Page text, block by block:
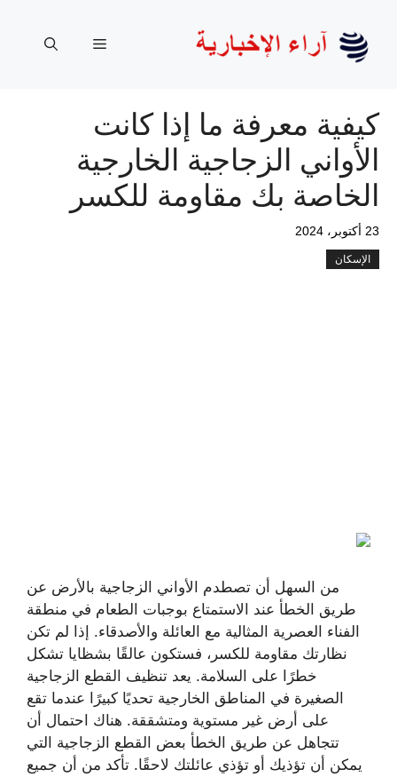
المحتوى
القائمة
كيفية معرفة ما إذا كانت
الأواني الزجاجية الخارجية
الخاصة بك مقاومة للكسر
23 أكتوبر، 2024
الإسكان
من السهل أن تصطدم الأواني الزجاجية بالأرض عن
طريق الخطأ عند الاستمتاع بوجبات الطعام في منطقة
الفناء العصرية المثالية مع العائلة والأصدقاء. إذا لم تكن
نظارتك مقاومة للكسر، فستكون عالقًا بشظايا تشكل
خطرًا على السلامة. يعد تنظيف القطع الزجاجية
الصغيرة في المناطق الخارجية تحديًا كبيرًا عندما تقع
على أرض غير مستوية ومتشققة. هناك احتمال أن
تتجاهل عن طريق الخطأ بعض القطع الزجاجية التي
يمكن أن تؤذيك أو تؤذي عائلتك لاحقًا. تأكد من أن جميع